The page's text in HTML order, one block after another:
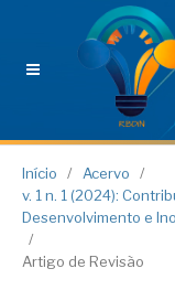
Início / Acervo
/
v. 1 n. 1 (2024):
Desenvolvimento e
/
Artigo de Revisão